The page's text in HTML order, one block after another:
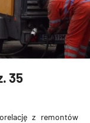
35
z remontów